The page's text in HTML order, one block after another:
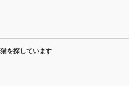
猫を探しています